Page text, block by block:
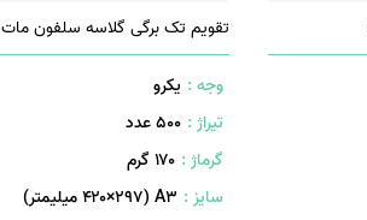
تقویم تک برگی گلاسه سلفون مات
وجه : یکرو
تیراژ : 500 عدد
گرماژ : ۱۷۰ گرم
سایز : A۳ (۴۲۰×۲۹۷ میلیمتر)